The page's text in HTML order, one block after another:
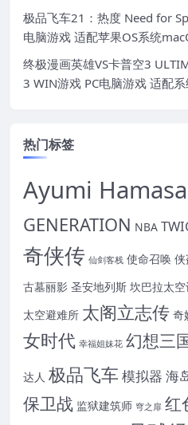
极品飞车21：热度 Need for
电脑游戏 适配苹果OS系统
终极漫画英雄VS卡普空3
3 WIN游戏 PC电脑游戏 适配
热门标签
Ayumi
GENERATION NBA
奇侠传 仙剑客栈 使命召唤
古墓丽影 圣安地列斯 坎巴拉太空
太空避难所 太阁立志传 奇
女时代 幸福姐妹花 幻想三
达人 极品飞车 模拟器 海
保卫战 监狱建筑师 穹之扉 红